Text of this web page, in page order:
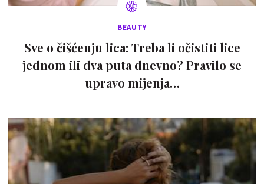
BEAUTY
Sve o čišćenju lica: Treba li očistiti lice
jednom ili dva puta dnevno? Pravilo se
upravo mijenja…